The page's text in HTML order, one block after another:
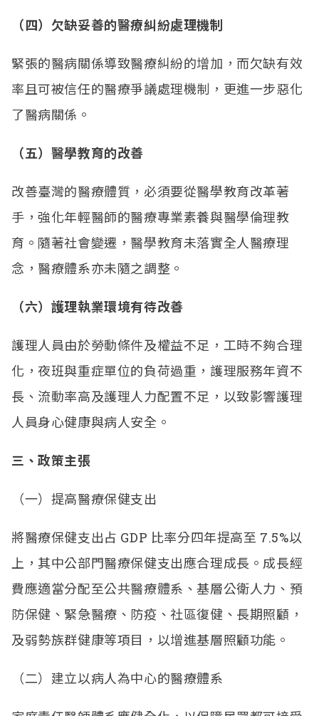
（四）欠缺妥善的醫療糾紛處理機制
緊張的醫病關係導致醫療糾紛的增加，而欠缺有效
率且可被信任的醫療爭議處理機制，更進一步惡化
了醫病關係。
（五）醫學教育的改善
改善臺灣的醫療體質，必須要從醫學教育改革著
手，強化年輕醫師的醫療專業素養與醫學倫理教
育。隨著社會變遷，醫學教育未落實全人醫療理
念，醫療體系亦未隨之調整。
（六）護理執業環境有待改善
護理人員由於勞動條件及權益不足，工時不夠合理
化，夜班與重症單位的負荷過重，護理服務年資不
長、流動率高及護理人力配置不足，以致影響護理
人員身心健康與病人安全。
三、政策主張
（一）提高醫療保健支出
將醫療保健支出占 GDP 比率分四年提高至 7.5%以
上，其中公部門醫療保健支出應合理成長。成長經
費應適當分配至公共醫療體系、基層公衛人力、預
防保健、緊急醫療、防疫、社區復健、長期照顧，
及弱勢族群健康等項目，以增進基層照顧功能。
（二）建立以病人為中心的醫療體系